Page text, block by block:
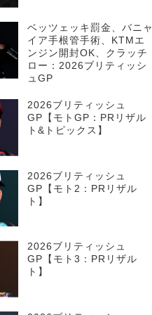
ベッツェッキ罰金、バニャ
イア手根管手術、KTMエ
ンジン開封OK、クラッチ
ロー：2026ブリティッシ
ュGP
2026ブリティッシュ
GP【モトGP：PRリザル
ト&トピックス】
2026ブリティッシュ
GP【モト2：PRリザル
ト】
2026ブリティッシュ
GP【モト3：PRリザル
ト】